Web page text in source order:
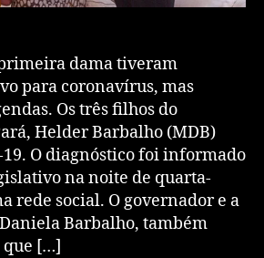
dama tiveram
para coronavírus, mas
Os três filhos do
Helder Barbalho (MDB)
19. O diagnóstico foi informado
na noite de quarta-
rede social. O governador e a
Barbalho, também
[…]